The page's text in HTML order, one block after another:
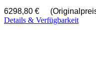
6298,80 €
Details & Verfügbarkeit